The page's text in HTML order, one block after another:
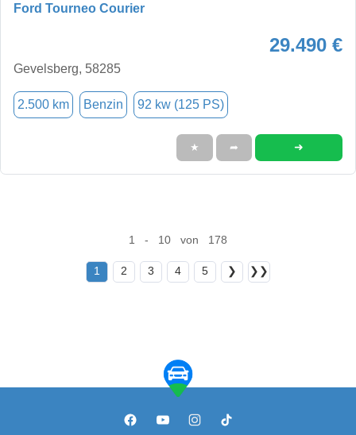
Ford Tourneo Courier
29.490 €
Gevelsberg, 58285
2.500 km Benzin 92 kw (125 PS)
★ ➦ ➜
1 - 10 von 178
1 2 3 4 5 ❯ ❯❯